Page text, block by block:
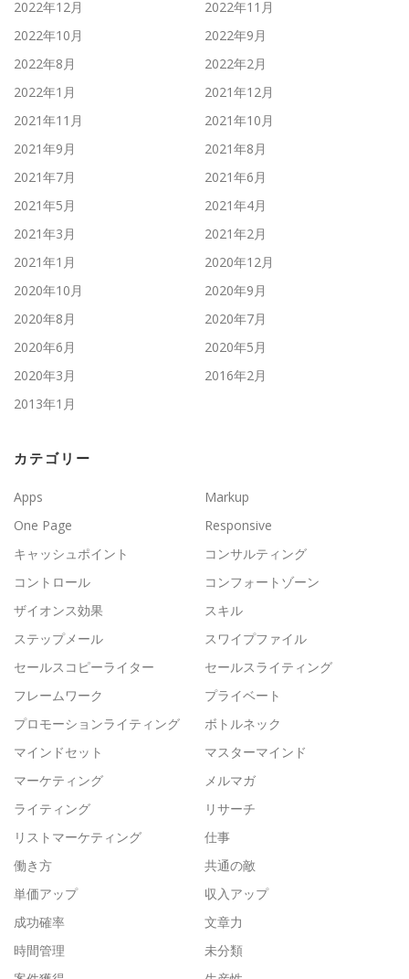
2022年12月
2022年11月
2022年10月
2022年9月
2022年8月
2022年2月
2022年1月
2021年12月
2021年11月
2021年10月
2021年9月
2021年8月
2021年7月
2021年6月
2021年5月
2021年4月
2021年3月
2021年2月
2021年1月
2020年12月
2020年10月
2020年9月
2020年8月
2020年7月
2020年6月
2020年5月
2020年3月
2016年2月
2013年1月
カテゴリー
Apps
Markup
One Page
Responsive
キャッシュポイント
コンサルティング
コントロール
コンフォートゾーン
ザイオンス効果
スキル
ステップメール
スワイプファイル
セールスコピーライター
セールスライティング
フレームワーク
プライベート
プロモーションライティング
ボトルネック
マインドセット
マスターマインド
マーケティング
メルマガ
ライティング
リサーチ
リストマーケティング
仕事
働き方
共通の敵
単価アップ
収入アップ
成功確率
文章力
時間管理
未分類